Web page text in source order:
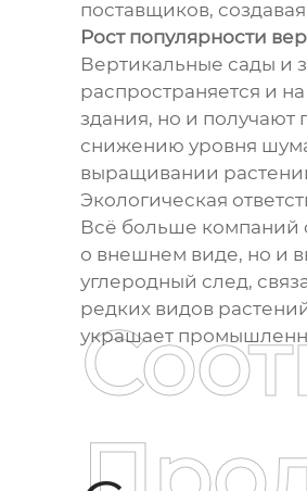
поставщиков,
Рост популярности
Вертикальные сады и
распространяется и
здания, но и получают
снижению уровня
выращивании
Экологическая
Всё больше компаний
о внешнем виде, но и
углеродный след,
редких видов
украшает